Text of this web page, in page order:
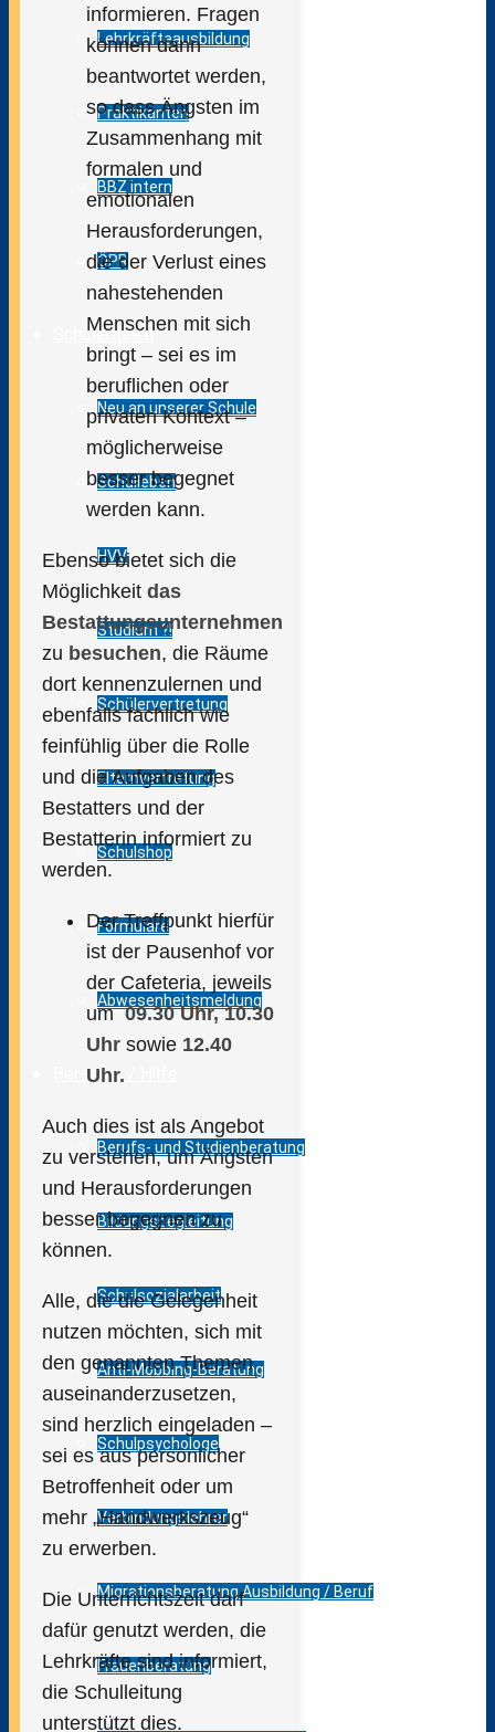
Lehrkräfteausbildung
Praktikanten
BBZ intern
ÖPR
SchülerInnen
Neu an unserer Schule
Schulleben
HVV
Studium ?!
Schülervertretung
Elternvertretung
Schulshop
Formulare
Abwesenheitsmeldung
Beratung / Hilfe
Berufs- und Studienberatung
Bildungsbegleitung
Schulsozialarbeit
Anti-Mobbing-Beratung
Schulpsychologe
Verbindungslehrer
Migrationsberatung Ausbildung / Beruf
Frauenberatung
informieren. Fragen
können dann
beantwortet werden,
so dass Ängsten im
Zusammenhang mit
formalen und
emotionalen
Herausforderungen,
die der Verlust eines
nahestehenden
Menschen mit sich
bringt – sei es im
beruflichen oder
privaten Kontext –
möglicherweise
besser begegnet
werden kann.
Ebenso bietet sich die
Möglichkeit das
Bestattungsunternehmen
zu besuchen, die Räume
dort kennenzulernen und
ebenfalls fachlich wie
feinfühlig über die Rolle
und die Aufgaben des
Bestatters und der
Bestatterin informiert zu
werden.
Der Treffpunkt hierfür
ist der Pausenhof vor
der Cafeteria, jeweils
um09.30 Uhr, 10.30
Uhr sowie 12.40
Uhr.
Auch dies ist als Angebot
zu verstehen, um Ängsten
und Herausforderungen
besser begegnen zu
können.
Alle, die die Gelegenheit
nutzen möchten, sich mit
den genannten Themen
auseinanderzusetzen,
sind herzlich eingeladen –
sei es aus persönlicher
Betroffenheit oder um
mehr „Handwerkszeug“
zu erwerben.
Die Unterrichtszeit darf
dafür genutzt werden, die
Lehrkräfte sind informiert,
die Schulleitung
unterstützt dies.